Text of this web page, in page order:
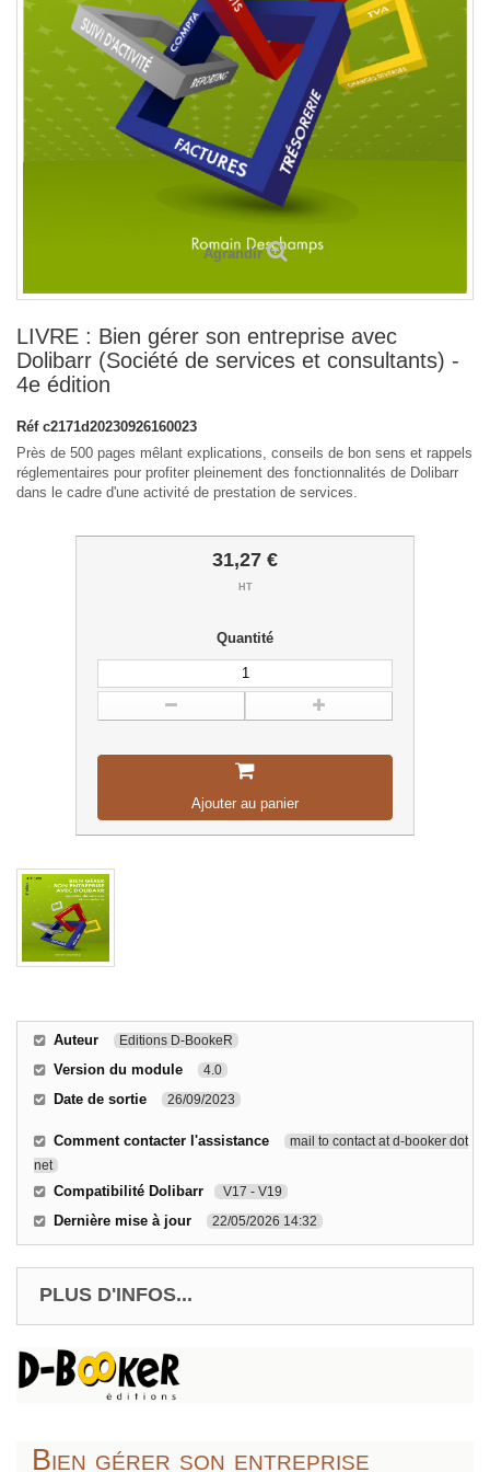
Agrandir
LIVRE : Bien gérer son entreprise avec
Dolibarr (Société de services et consultants) -
4e édition
Réf c2171d20230926160023
Près de 500 pages mêlant explications, conseils de bon sens et rappels
réglementaires pour profiter pleinement des fonctionnalités de Dolibarr
dans le cadre d'une activité de prestation de services.
31,27 €
HT
Quantité
Ajouter au panier
Auteur Editions D-BookeR
Version du module 4.0
Date de sortie 26/09/2023
Comment contacter l'assistance
mail to contact at d-booker dot
net
Compatibilité Dolibarr V17 - V19
Dernière mise à jour 22/05/2026 14:32
PLUS D'INFOS...
Bien gérer son entreprise